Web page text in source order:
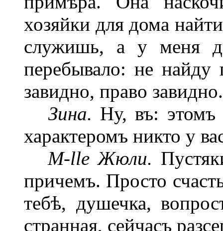
хозяйки для дома
служишь, а у меня
перебывало: не
завидно, право завидно.
Зина. Ну, въ:
характеромъ никто у
M-lle Жюли.
причемъ. Просто
тебѣ, душечка,
странная, сейчасъ